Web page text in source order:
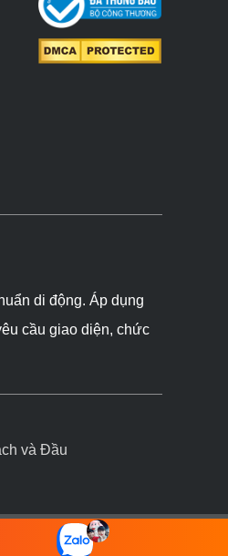
di động. Áp dụng
cầu giao diện, chức
và Đầu